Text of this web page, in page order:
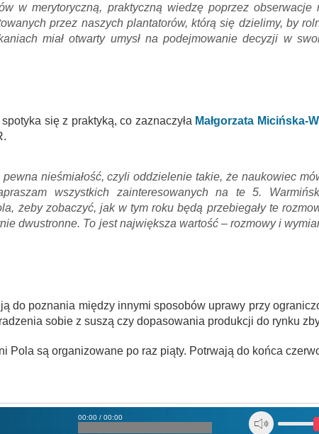
w merytoryczną, praktyczną wiedzę poprzez obserwacje
przez naszych plantatorów, którą się dzielimy, by
miał otwarty umysł na podejmowanie decyzji w
się z praktyką, co zaznaczyła Małgorzata Micińska-
pewna nieśmiałość, czyli oddzielenie takie, że naukowiec
wszystkich zainteresowanych na te 5.
żeby zobaczyć, jak w tym roku będą przebiegały te
dwustronne. To jest największa wartość – rozmowy i
do poznania między innymi sposobów uprawy przy
sobie z suszą czy dopasowania produkcji do rynku
Pola są organizowane po raz piąty. Potrwają do końca
00:00 / 00:00